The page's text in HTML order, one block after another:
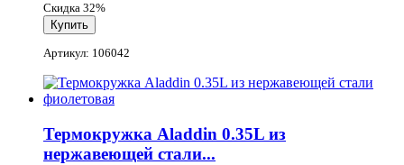
Скидка 32%
Артикул: 106042
Термокружка Aladdin 0.35L из
нержавеющей стали...